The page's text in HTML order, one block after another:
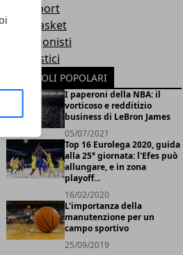
Altri Sport
LegaBasket
Protagonisti
Pronostici
ARTICOLI POPOLARI
I paperoni della NBA: il
vorticoso e redditizio
business di LeBron James
05/07/2021
Top 16 Eurolega 2020, guida
alla 25° giornata: l'Efes può
allungare, e in zona
playoff...
16/02/2020
L'importanza della
manutenzione per un
campo sportivo
25/09/2019